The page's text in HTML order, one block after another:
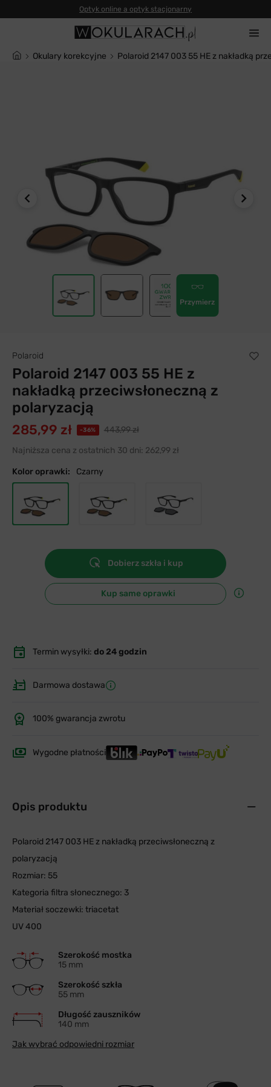
Okulary korekcyjne Polaroid 2147 003 55 HE z nakładką
Przymierz
Polaroid
Polaroid 2147 003 55 HE z
nakładką przeciwsłoneczną z
polaryzacją
285,99 zł -36%
443,99 zł
Najniższa cena z ostatnich 30 dni: 262,99 zł
Kolor oprawki: Czarny
Dobierz szkła i kup
Kup same oprawki
Termin wysyłki: do 24 godzin
Darmowa dostawa
100% gwarancja zwrotu
Wygodne płatności
Opis produktu
Polaroid 2147 003 HE z nakładką przeciwsłoneczną z
polaryzacją
Rozmiar: 55
Kategoria filtra słonecznego: 3
Materiał soczewki: triacetat
UV 400
Szerokość mostka
15 mm
Szerokość szkła
55 mm
Długość zauszników
140 mm
Jak wybrać odpowiedni rozmiar